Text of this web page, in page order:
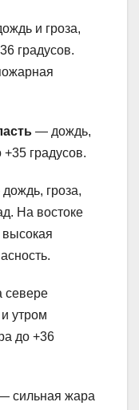
и гроза,
градусов.
— дождь,
градусов.
гроза,
На востоке
высокая
утром
до +36
сильная жара